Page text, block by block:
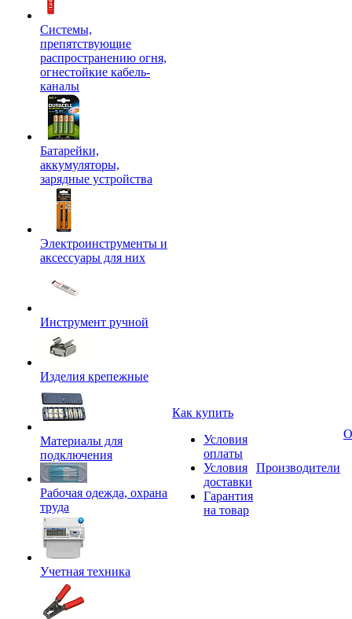
Системы,
препятствующие
распространению огня,
огнестойкие кабель-
каналы
Батарейки,
аккумуляторы,
зарядные устройства
Электроинструменты и
аксессуары для них
Инструмент ручной
Изделия крепежные
Материалы для
подключения
Рабочая одежда, охрана
труда
Учетная техника
Как купить
Условия
оплаты
Условия
доставки
Гарантия
на товар
Производители